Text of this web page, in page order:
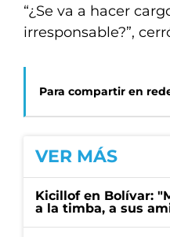
“¿Se va a hacer
irresponsable?”,
Para compartir en
VER MÁS
Kicillof en Bolívar:
a la timba, a sus